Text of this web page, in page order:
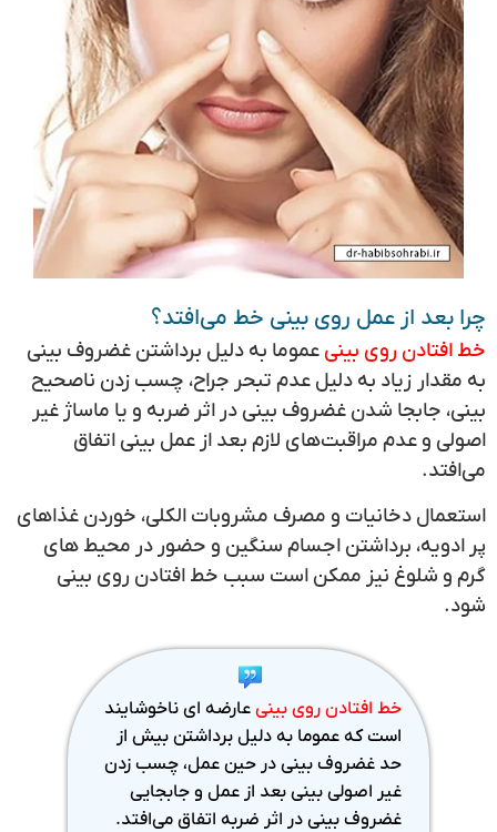
چرا بعد از عمل روی بینی خط می‌افتد؟
خط افتادن روی بینیعموما به دلیل برداشتن غضروف بینی
به مقدار زیاد به دلیل عدم تبحر جراح، چسب زدن ناصحیح
بینی، جابجا شدن غضروف بینی در اثر ضربه و یا ماساژ غیر
اصولی و عدم مراقبت‌های لازم بعد از عمل بینی اتفاق
می‌افتد.
استعمال دخانیات و مصرف مشروبات الکلی، خوردن غذاهای
پر ادویه، برداشتن اجسام سنگین و حضور در محیط های
گرم و شلوغ نیز ممکن است سبب خط افتادن روی بینی
شود.
خط افتادن روی بینیعارضه ای ناخوشایند
است که عموما به دلیل برداشتن بیش از
حد غضروف بینی در حین عمل، چسب زدن
غیر اصولی بینی بعد از عمل و جابجایی
غضروف بینی در اثر ضربه اتفاق می‌افتد.